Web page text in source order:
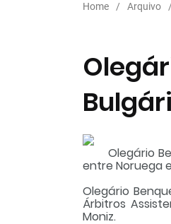
Home Arquivo
Olegário
entre Noruega
Olegário
Árbitros
Moniz.
Análises